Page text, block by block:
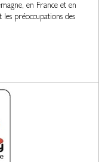
en France et en
préoccupations des